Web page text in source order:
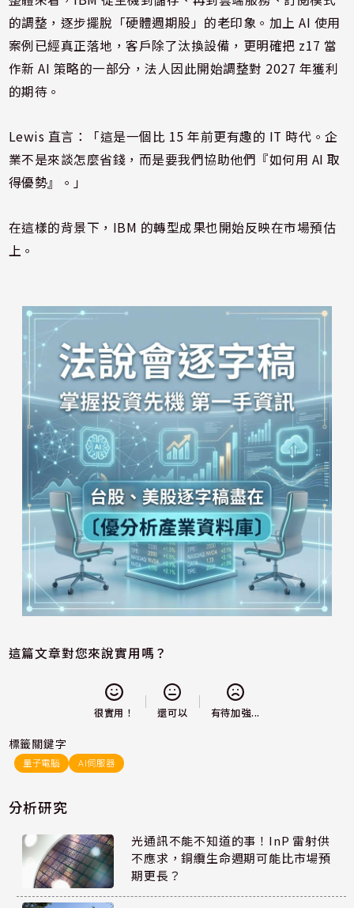
的調整，逐步擺脫「硬體週期股」的老印象。加上 AI 使用
案例已經真正落地，客戶除了汰換設備，更明確把 z17 當
作新 AI 策略的一部分，法人因此開始調整對 2027 年獲利
的期待。
Lewis 直言：「這是一個比 15 年前更有趣的 IT 時代。企
業不是來談怎麼省錢，而是要我們協助他們『如何用 AI 取
得優勢』。」
在這樣的背景下，IBM 的轉型成果也開始反映在市場預估
上。
這篇文章對您來說實用嗎？
很實用！ 還可以 有待加強...
標籤關鍵字
量子電腦 AI伺服器
分析研究
光通訊不能不知道的事！InP 雷射供
不應求，銅纜生命週期可能比市場預
期更長？